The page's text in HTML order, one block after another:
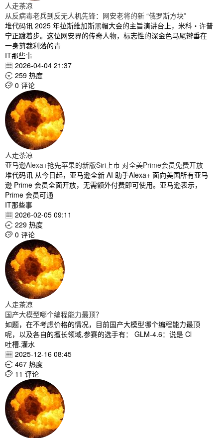
人走茶凉
从反病毒老兵到反无人机先锋：网安老将的新 “俄罗斯方块”
堆代码讯 2025 年拉斯维加斯黑帽大会的主旨演讲台上，米科・许普
宁正踱着步。这位网安界的传奇人物，标志性的深金色马尾辫垂在
一身剪裁利落的青
IT那些事
 2026-04-04 21:37
 259 热度
 0 评论
人走茶凉
亚马逊Alexa+抢先苹果的新版Siri上市 对全美Prime会员免费开放
堆代码讯 从今日起，亚马逊全新 AI 助手Alexa+ 面向美国所有亚马
逊 Prime 会员全面开放，无需额外付费即可使用。亚马逊表示，
Prime 会员可通
IT那些事
 2026-02-05 09:11
 229 热度
 0 评论
人走茶凉
国产大模型哪个编程能力最顶？
如题，在不考虑价格的情况，目前国产大模型哪个编程能力最顶
呢，以及各自的擅长领域,参赛的选手有： GLM-4.6：说是 Cl
吐槽.灌水
 2025-12-16 08:45
 467 热度
 11 评论